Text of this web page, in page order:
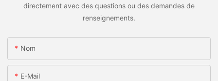
directement avec des questions ou des demandes de
renseignements.
Nom
E-Mail